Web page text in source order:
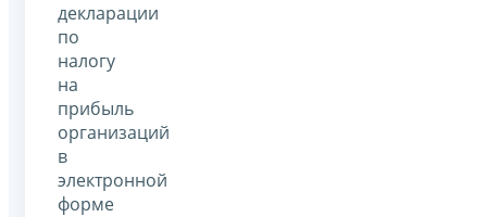
декларации
по
налогу
на
прибыль
организаций
в
электронной
форме